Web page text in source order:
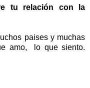
tu relación con la
paises y muchas
amo, lo que siento.